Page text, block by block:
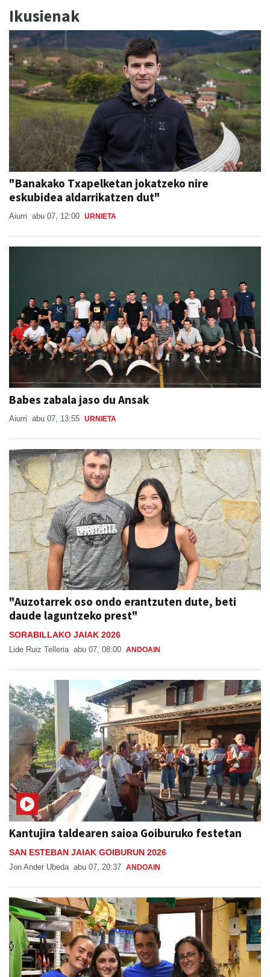
Ikusienak
"Banakako Txapelketan jokatzeko nire
eskubidea aldarrikatzen dut"
Aiurri abu 07, 12:00 URNIETA
Babes zabala jaso du Ansak
Aiurri abu 07, 13:55 URNIETA
"Auzotarrek oso ondo erantzuten dute, beti
daude laguntzeko prest"
SORABILLAKO JAIAK 2026
Lide Ruiz Telleria abu 07, 08:00 ANDOAIN
Kantujira taldearen saioa Goiburuko festetan
SAN ESTEBAN JAIAK GOIBURUN 2026
Jon Ander Ubeda abu 07, 20:37 ANDOAIN